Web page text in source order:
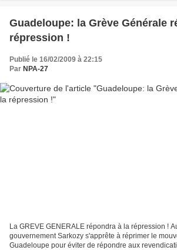
Guadeloupe: la Grève Générale
répression !
Publié le 16/02/2009 à 22:15
Par NPA-27
La GREVE GENERALE répondra à la répression !
gouvernement Sarkozy s'apprête à réprimer le
Guadeloupe pour éviter de répondre aux